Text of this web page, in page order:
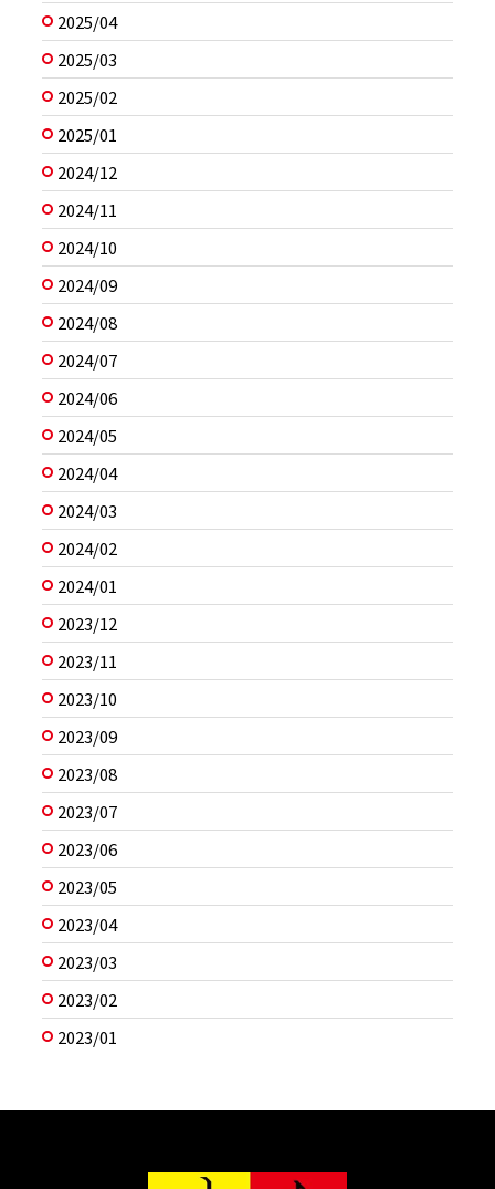
2025/04
2025/03
2025/02
2025/01
2024/12
2024/11
2024/10
2024/09
2024/08
2024/07
2024/06
2024/05
2024/04
2024/03
2024/02
2024/01
2023/12
2023/11
2023/10
2023/09
2023/08
2023/07
2023/06
2023/05
2023/04
2023/03
2023/02
2023/01